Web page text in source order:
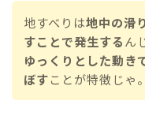
地すべりは地中の滑
すことで発生するん
ゆっくりとした動き
ぼすことが特徴じゃ。